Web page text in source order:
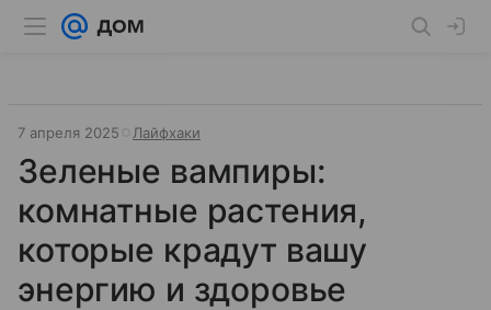
7 апреля 2025 Лайфхаки
Зеленые вампиры:
комнатные растения,
которые крадут вашу
энергию и здоровье